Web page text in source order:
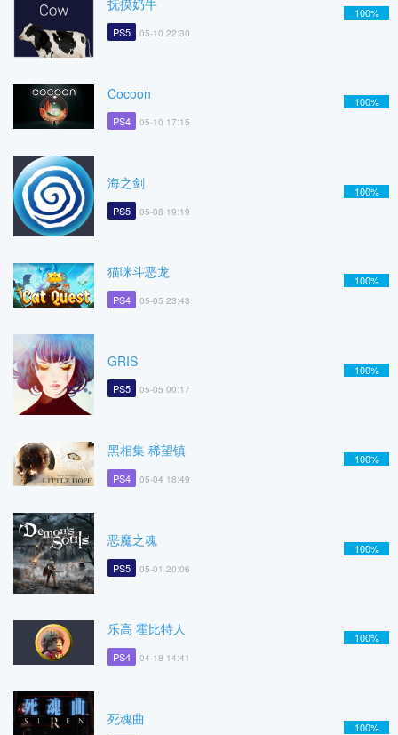
抚摸奶牛
PS5 05-10 22:30
100%
Cocoon
PS4 05-10 17:15
100%
海之剑
PS5 05-08 19:19
100%
猫咪斗恶龙
PS4 05-05 23:43
100%
GRIS
PS5 05-05 00:17
100%
黑相集 稀望镇
PS4 05-04 18:49
100%
恶魔之魂
PS5 05-01 20:06
100%
乐高 霍比特人
PS4 04-18 14:41
100%
死魂曲 100%